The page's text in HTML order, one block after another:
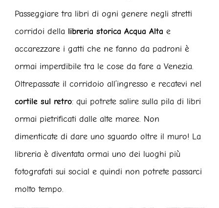
Passeggiare tra libri di ogni genere negli stretti
corridoi della libreria storica Acqua Alta e
accarezzare i gatti che ne fanno da padroni è
ormai imperdibile tra le cose da fare a Venezia.
Oltrepassate il corridoio all’ingresso e recatevi nel
cortile sul retro: qui potrete salire sulla pila di libri
ormai pietrificati dalle alte maree. Non
dimenticate di dare uno sguardo oltre il muro! La
libreria è diventata ormai uno dei luoghi più
fotografati sui social e quindi non potrete passarci
molto tempo.